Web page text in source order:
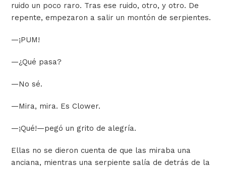
ruido un poco raro. Tras ese ruido, otro, y otro. De
repente, empezaron a salir un montón de serpientes.
—¡PUM!
—¿Qué pasa?
—No sé.
—Mira, mira. Es Clower.
—¡Qué!—pegó un grito de alegría.
Ellas no se dieron cuenta de que las miraba una
anciana, mientras una serpiente salía de detrás de la